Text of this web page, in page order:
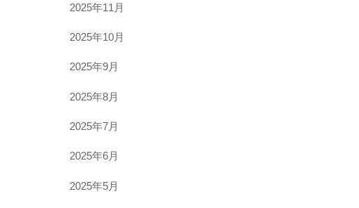
2025年11月
2025年10月
2025年9月
2025年8月
2025年7月
2025年6月
2025年5月